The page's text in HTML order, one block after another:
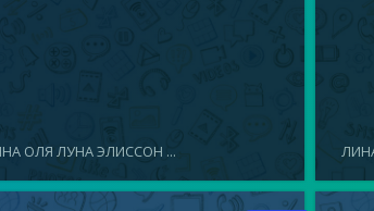
ОЛЯ ЛУНА ЭЛИССОН ...